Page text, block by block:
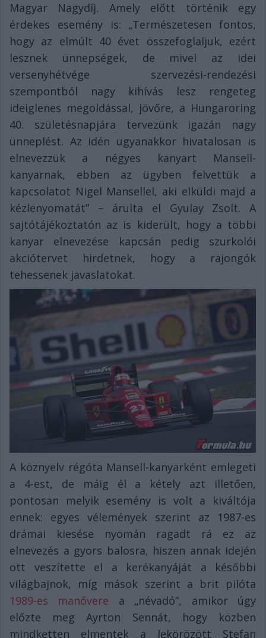
Magyar Nagydíj. Amely előtt történik egy
érdekes esemény is: „Természetesen fontos,
hogy az elmúlt 40 évet összefoglaljuk, ezért
lesznek ünnepségek, de mivel az idei
versenyhétvége szervezési-rendezési
szempontból nagy kihívás lesz rengeteg
ideiglenes megoldással, jövőre, a Hungaroring
40. születésnapjára tervezünk igazán nagy
ünneplést. Az idén ugyanakkor hivatalosan is
elnevezzük a négyes kanyart Mansell-
kanyarnak, ebben az ügyben felvettük a
kapcsolatot Nigel Mansellel, aki elküldi majd a
kézlenyomatát” – árulta el Gyulay Zsolt. A
sajtótájékoztatón az is kiderült, hogy a többi
kanyar elnevezése kapcsán pedig szurkolói
akciótervet hirdetnek, hogy a rajongók
tehessenek javaslatokat.
A köznyelv régóta Mansell-kanyarként emlegeti
a 4-est, de máig él a kétely azt illetően,
pontosan melyik esemény is volt a kiváltója
ennek: egyes vélemények szerint az 1987-es
drámai kiesése nyomán ragadt rá ez az
elnevezés a gyors balosra, hiszen annak idején
ott veszítette el a kerékanyáját a későbbi
világbajnok, míg mások szerint a brit pilóta
1989-es manővere a „névadó”, amikor úgy
előzte meg Ayrton Sennát, hogy közben
mindketten elmentek a lekörözött Stefan